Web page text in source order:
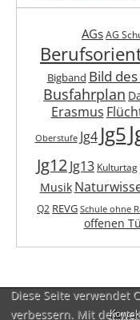
AGs AG
Bigband Bild
Busfahrplan
Erasmus
Oberstufe Jg4 Jg5
Jg12Jg13 Kulturtag
Musik
Q2 REVG Schule ohne
offenen
Diese Seite verwendet
verbessern. Mit der